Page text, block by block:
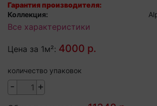
Гарантия производителя:
Коллекция:
Все характеристики
Цена за 1м²: 4000 р.
количество упаковок
- +